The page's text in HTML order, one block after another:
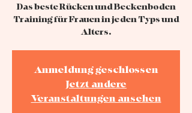
Das beste Rücken und Beckenboden
Training für Frauen in jeden Typs und
Alters.
Anmeldung geschlossen
Jetzt andere
Veranstaltungen ansehen